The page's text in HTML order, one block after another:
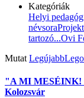
Kategóriák
Helyi
névsora
tartozó...Ovi
Mutat Legújabb
"A MI MESÉINK!
Kolozsvár